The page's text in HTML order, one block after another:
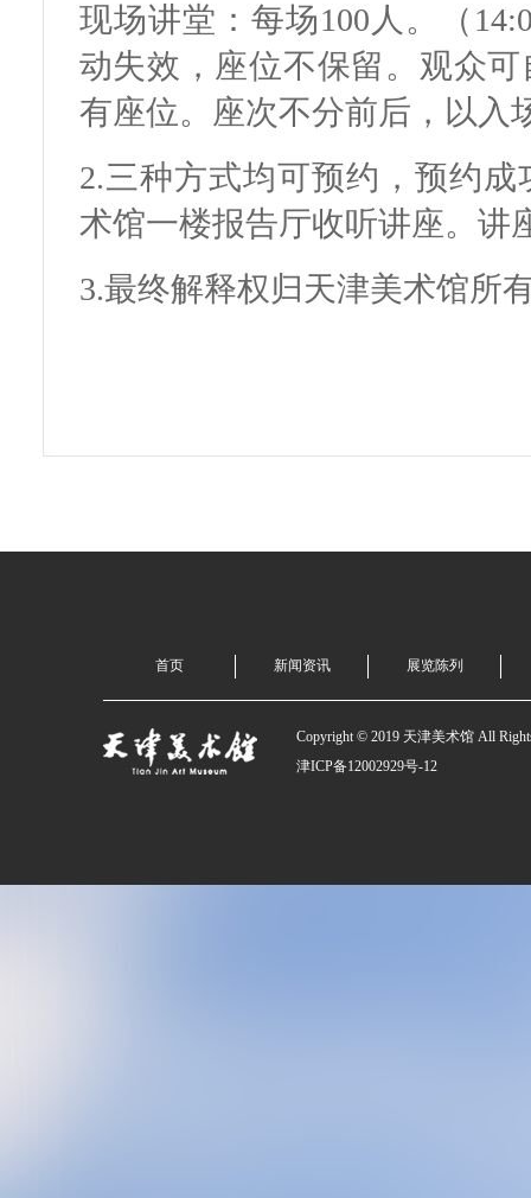
现场讲堂：每场100人。（
动失效，座位不保留。观众
有座位。座次不分前后，以入
2.三种方式均可预约，预约
术馆一楼报告厅收听讲座。讲
3.最终解释权归天津美术馆所
首页 新闻资讯 展览陈列
Copyright © 2019 天津美术馆 All
津ICP备12002929号-12